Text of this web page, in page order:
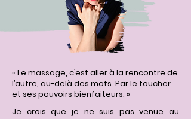
« Le massage, c’est aller à la rencontre de
l’autre, au-delà des mots. Par le toucher
et ses pouvoirs bienfaiteurs. »
Je crois que je ne suis pas venue au